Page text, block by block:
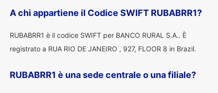
A chi appartiene il Codice SWIFT RUBABRR1?
RUBABRR1 è il codice SWIFT per BANCO RURAL S.A.. È
registrato a RUA RIO DE JANEIRO , 927, FLOOR 8 in Brazil.
RUBABRR1 è una sede centrale o una filiale?